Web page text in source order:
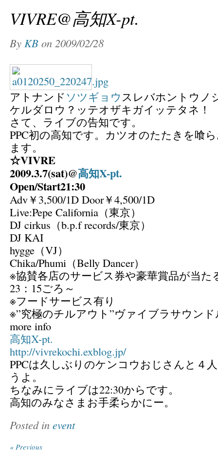
VIVRE@高知X-pt.
By KB on 2009/02/28
アトナンド ソツギョウ スレバホントウノ
ケルダロウ？ッテオザキガイッテタネ！
さて、ライブの告知です。
PPC初の高知です。カツオのたたきを喰
ます。
☆VIVRE
2009.3.7(sat)@高知X-pt.
Open/Start21:30
Adv￥3,500/1D Door￥4,500/1D
Live:Pepe California（東京）
DJ cirkus（b.p.f records/東京）
DJ KAI
hygge（VJ）
Chika/Phumi（Belly Dancer）
※協賛各店のサービス券や豪華賞品が当た
23：15ごろ～
※フードサービス有り
※”究極のチルアウト”ヴァイブラサウン
more info
高知X-pt.
http://vivrekochi.exblog.jp/
PPCは久しぶりのケンコウおじさんと４
うよ。
ちなみにライブは22:30からです。
高知のみなさまお手柔らかにー。
Posted in event
« Previous